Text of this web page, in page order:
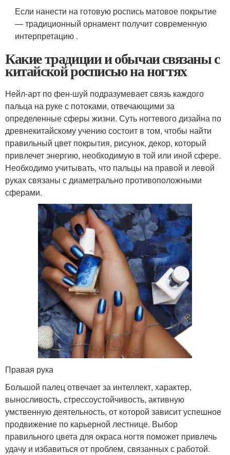
Если нанести на готовую роспись матовое покрытие
— традиционный орнамент получит современную
интерпретацию .
Какие традиции и обычаи связаны с
китайской росписью на ногтях
Нейл-арт по фен-шуй подразумевает связь каждого
пальца на руке с потоками, отвечающими за
определенные сферы жизни. Суть ногтевого дизайна по
древнекитайскому учению состоит в том, чтобы найти
правильный цвет покрытия, рисунок, декор, который
привлечет энергию, необходимую в той или иной сфере.
Необходимо учитывать, что пальцы на правой и левой
руках связаны с диаметрально противоположными
сферами.
Правая рука
Большой палец отвечает за интеллект, характер,
выносливость, стрессоустойчивость, активную
умственную деятельность, от которой зависит успешное
продвижение по карьерной лестнице. Выбор
правильного цвета для окраса ногтя поможет привлечь
удачу и избавиться от проблем, связанных с работой.